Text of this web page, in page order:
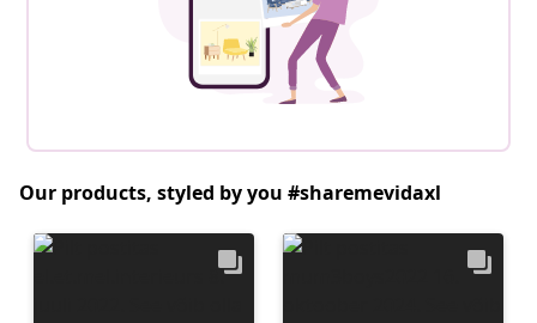
Our products, styled by you #sharemevidaxl